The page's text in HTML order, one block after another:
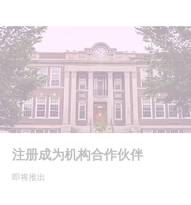
注册成为机构合作伙伴
即将推出